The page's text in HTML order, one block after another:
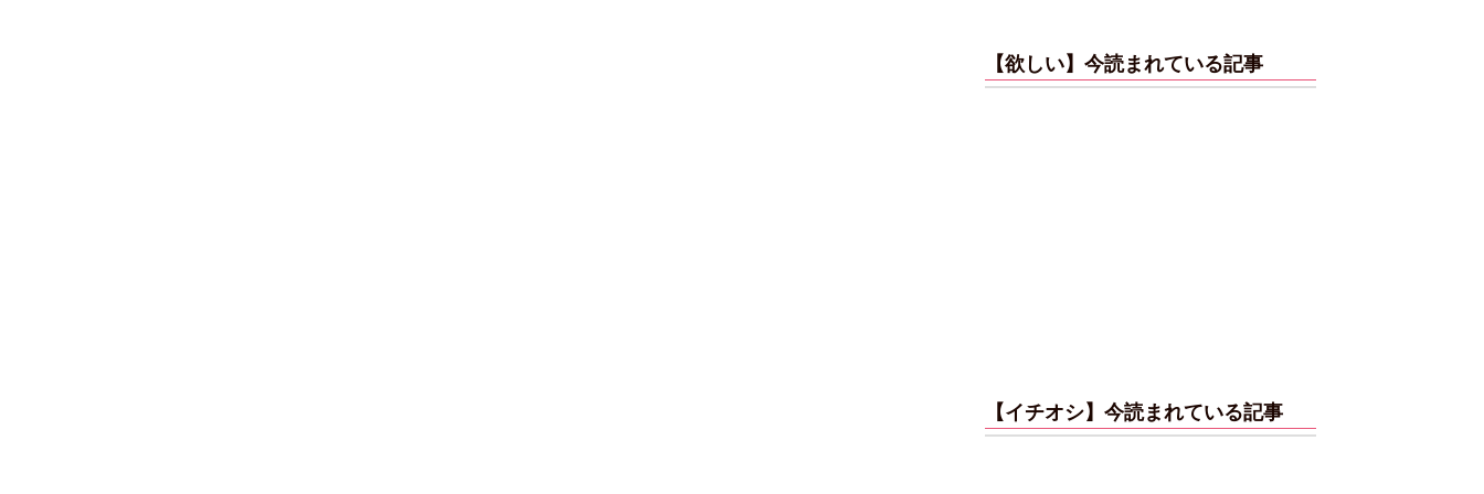
【欲しい】今読まれている記事
【イチオシ】今読まれている記事